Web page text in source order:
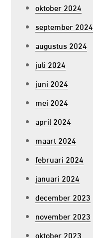
oktober 2024
september 2024
augustus 2024
juli 2024
juni 2024
mei 2024
april 2024
maart 2024
februari 2024
januari 2024
december 2023
november 2023
oktober 2023